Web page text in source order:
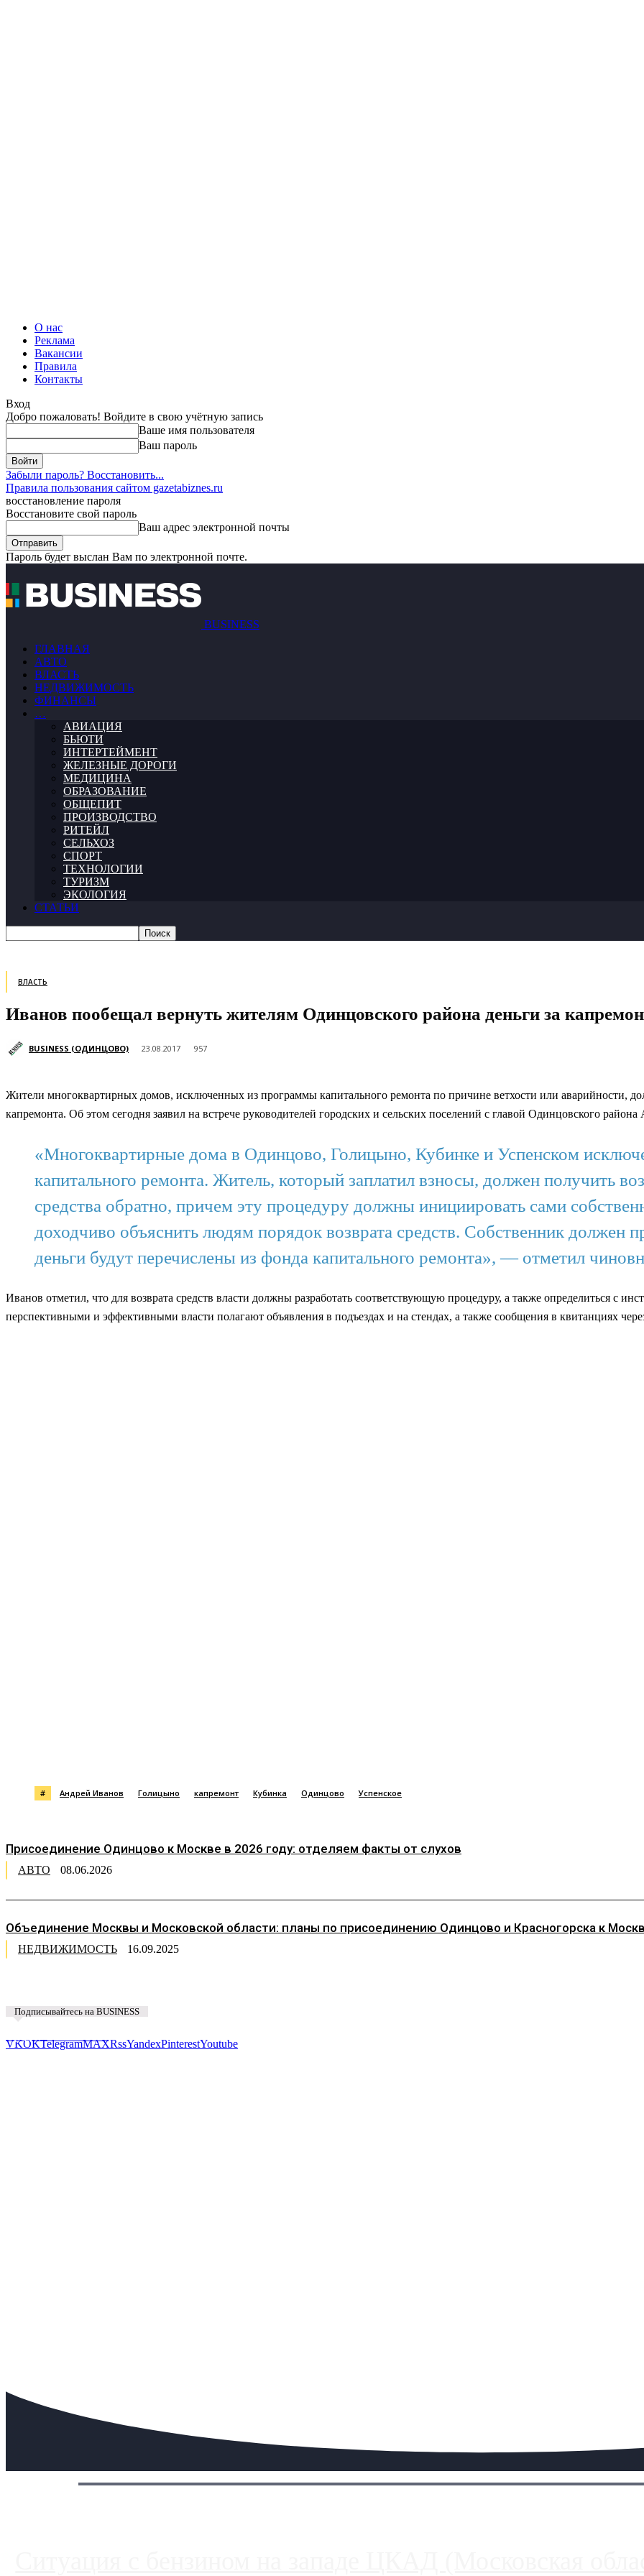
О нас
Реклама
Вакансии
Правила
Контакты
Вход
Добро пожаловать! Войдите в свою учётную запись
Ваше имя пользователя
Ваш пароль
Забыли пароль? Восстановить...
Правила пользования сайтом gazetabiznes.ru
восстановление пароля
Восстановите свой пароль
Ваш адрес электронной почты
Пароль будет выслан Вам по электронной почте.
BUSINESS
ГЛАВНАЯ
АВТО
ВЛАСТЬ
НЕДВИЖИМОСТЬ
ФИНАНСЫ
…
АВИАЦИЯ
БЬЮТИ
ИНТЕРТЕЙМЕНТ
ЖЕЛЕЗНЫЕ ДОРОГИ
МЕДИЦИНА
ОБРАЗОВАНИЕ
ОБЩЕПИТ
ПРОИЗВОДСТВО
РИТЕЙЛ
СЕЛЬХОЗ
СПОРТ
ТЕХНОЛОГИИ
ТУРИЗМ
ЭКОЛОГИЯ
СТАТЬИ
ВЛАСТЬ
Иванов пообещал вернуть жителям Одинцовского района деньги за
BUSINESS (ОДИНЦОВО) 23.08.2017 957
Жители многоквартирных домов, исключенных из программы капитального ремонта по причине ветхости или аварийности,
капремонта. Об этом сегодня заявил на встрече руководителей городских и сельских поселений с главой Одинцовского
«Многоквартирные дома в Одинцово, Голицыно, Кубинке и Успенском
капитального ремонта. Житель, который заплатил взносы, должен получить
средства обратно, причем эту процедуру должны инициировать сами
доходчиво объяснить людям порядок возврата средств. Собственник должен
деньги будут перечислены из фонда капитального ремонта», — отметил
Иванов отметил, что для возврата средств власти должны разработать соответствующую процедуру, а также определиться с
перспективными и эффективными власти полагают объявления в подъездах и на стендах, а также сообщения в квитанциях
# Андрей Иванов Голицыно капремонт Кубинка Одинцово Успенское
Присоединение Одинцово к Москве в 2026 году: отделяем факты от слухов
АВТО 08.06.2026
Объединение Москвы и Московской области: планы по присоединению Одинцово и Красногорска к
НЕДВИЖИМОСТЬ 16.09.2025
Подписывайтесь на BUSINESS
VKOKTelegramMAXRssYandexPinterestYoutube